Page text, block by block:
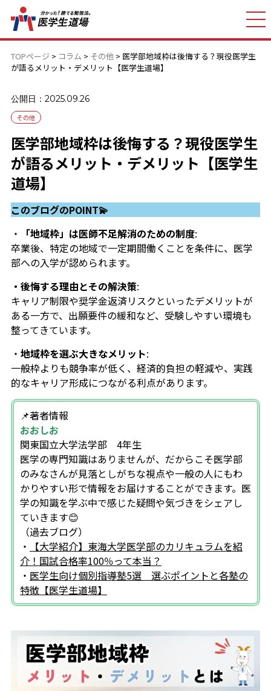
TOPページ > コラム > その他> 医学部地域枠は後悔する？現役医学生
が語るメリット・デメリット【医学生道場】
公開日：2025.09.26
その他
医学部地域枠は後悔する？現役医学生
が語るメリット・デメリット【医学生
道場】
このブログのPOINT💫
・
「地域枠」は医師不足解消のための制度:
卒業後、特定の地域で一定期間働くことを条件に、医学
部への入学が認められます。
・後悔する理由とその解決策:
キャリア制限や奨学金返済リスクといったデメリットが
ある一方で、出願要件の緩和など、受験しやすい環境も
整ってきています。
・ 地域枠を選ぶ大きなメリット:
一般枠よりも競争率が低く、経済的負担の軽減や、実践
的なキャリア形成につながる利点があります。
📌著者情報
おおしお
関東国立大学法学部 4年生
医学の専門知識はありませんが、だからこそ医学部
のみなさんが見落としがちな視点や一般の人にもわ
かりやすい形で情報をお届けすることができます。医
学の知識を学ぶ中で感じた疑問や気づきをシェアし
ていきます😊
（過去ブログ）
・
【大学紹介】東海大学医学部のカリキュラムを紹
介！国試合格率100％って本当？
・ 医学生向け個別指導塾5選 選ぶポイントと各塾の
特徴【医学生道場】